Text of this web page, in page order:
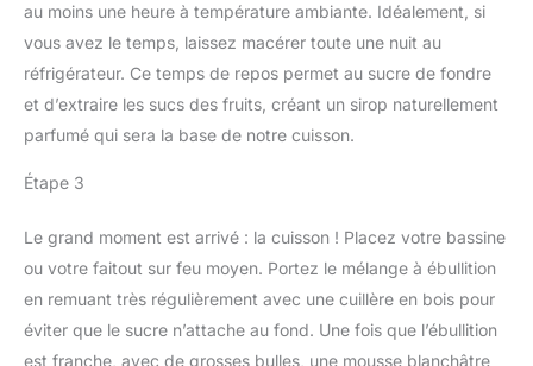
au moins une heure à température ambiante. Idéalement, si
vous avez le temps, laissez macérer toute une nuit au
réfrigérateur. Ce temps de repos permet au sucre de fondre
et d’extraire les sucs des fruits, créant un sirop naturellement
parfumé qui sera la base de notre cuisson.
Étape 3
Le grand moment est arrivé : la cuisson ! Placez votre bassine
ou votre faitout sur feu moyen. Portez le mélange à ébullition
en remuant très régulièrement avec une cuillère en bois pour
éviter que le sucre n’attache au fond. Une fois que l’ébullition
est franche, avec de grosses bulles, une mousse blanchâtre